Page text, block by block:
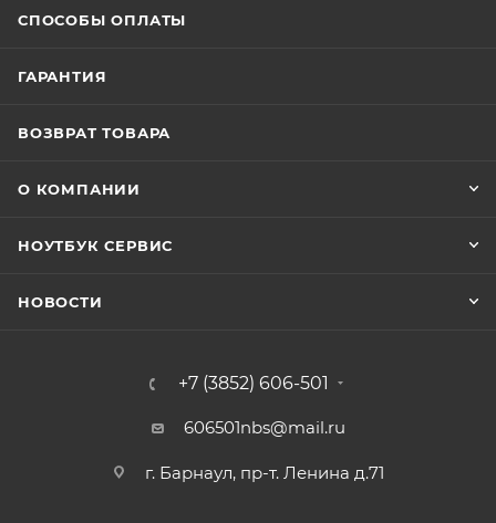
СПОСОБЫ ОПЛАТЫ
ГАРАНТИЯ
ВОЗВРАТ ТОВАРА
О КОМПАНИИ
НОУТБУК СЕРВИС
НОВОСТИ
+7 (3852) 606-501
606501nbs@mail.ru
г. Барнаул, пр-т. Ленина д.71